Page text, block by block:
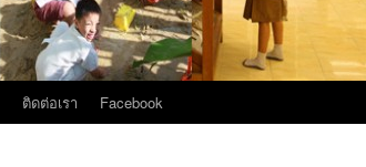
ติดต่อเรา Facebook